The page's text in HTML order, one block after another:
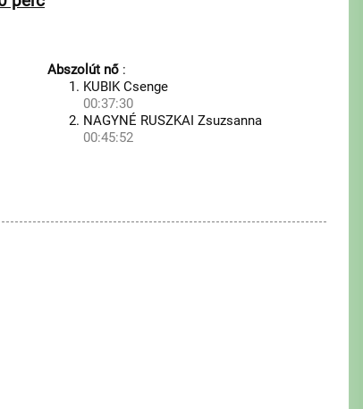
Abszolút nő :
KUBIK Csenge
00:37:30
NAGYNÉ RUSZKAI Zsuzsanna
00:45:52